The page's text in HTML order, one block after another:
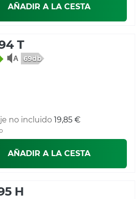
AÑADIR A LA CESTA
T
69db
no incluido 19,85 €
AÑADIR A LA CESTA
H